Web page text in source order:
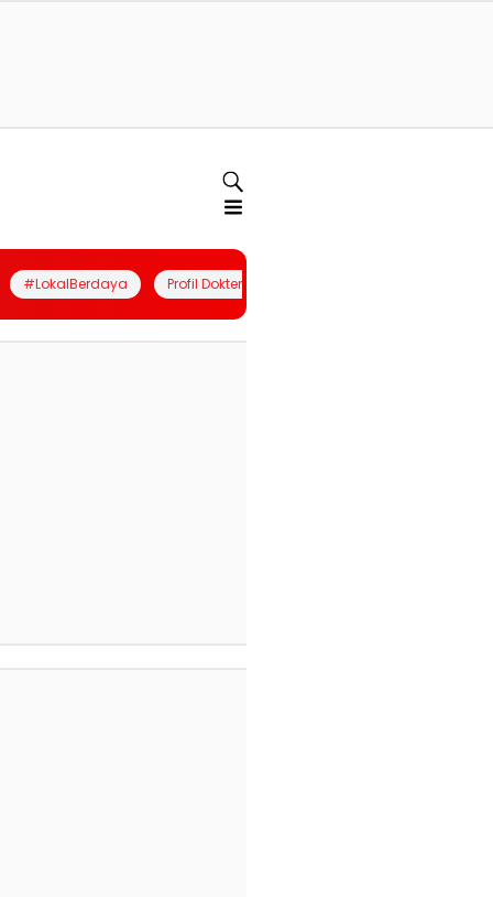
#LokalBerdaya Profil Dokter